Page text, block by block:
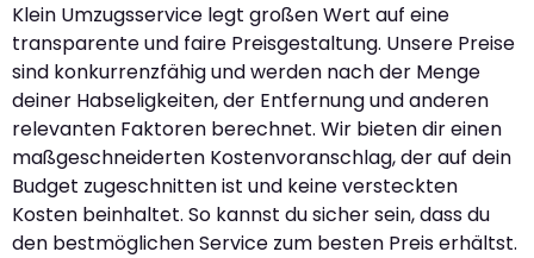
Klein Umzugsservice legt großen Wert auf eine
transparente und faire Preisgestaltung. Unsere Preise
sind konkurrenzfähig und werden nach der Menge
deiner Habseligkeiten, der Entfernung und anderen
relevanten Faktoren berechnet. Wir bieten dir einen
maßgeschneiderten Kostenvoranschlag, der auf dein
Budget zugeschnitten ist und keine versteckten
Kosten beinhaltet. So kannst du sicher sein, dass du
den bestmöglichen Service zum besten Preis erhältst.